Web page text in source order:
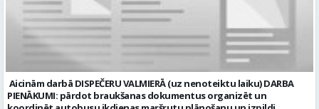
laiku Slodze: Viena vesela slodze Darbības joma: Būvniecība /
Nekustamais īpašums Pieteikto vietu skaits: 1 Līgums: Darbinieka
amats uz nenoteiktu laiku Aktuāla līdz: 2026-08-20 Kontaktpersona:
CV lūdzam sūtīt uz e-pastu: vbrugis@inbox.lv
Aicinām darbā DISPEČERU VALMIERĀ (uz nenoteiktu laiku) DARBA
PIENĀKUMI: pārdot braukšanas dokumentus organizēt un